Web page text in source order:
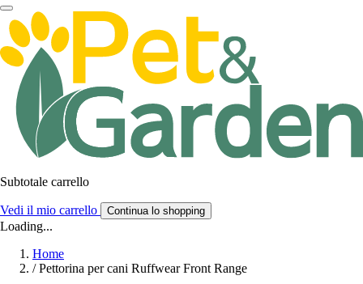
Subtotale carrello
Vedi il mio carrello Continua lo shopping
Loading...
Home
/ Pettorina per cani Ruffwear Front Range